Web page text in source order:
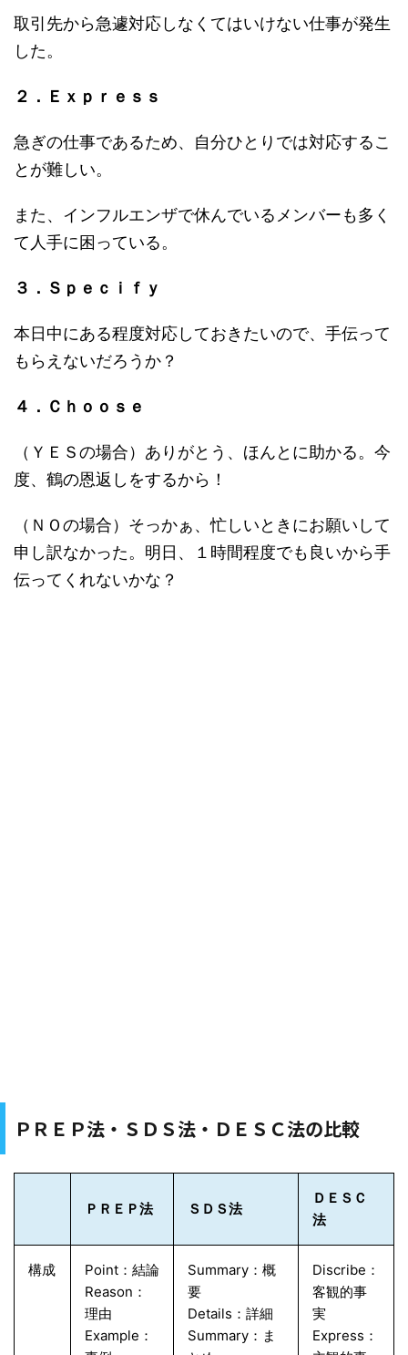
取引先から急遽対応しなくてはいけない仕事が発生
した。
２．Ｅｘｐｒｅｓｓ
急ぎの仕事であるため、自分ひとりでは対応するこ
とが難しい。
また、インフルエンザで休んでいるメンバーも多く
て人手に困っている。
３．Ｓｐｅｃｉｆｙ
本日中にある程度対応しておきたいので、手伝って
もらえないだろうか？
４．Ｃｈｏｏｓｅ
（ＹＥＳの場合）ありがとう、ほんとに助かる。今
度、鶴の恩返しをするから！
（ＮＯの場合）そっかぁ、忙しいときにお願いして
申し訳なかった。明日、１時間程度でも良いから手
伝ってくれないかな？
ＰＲＥＰ法・ＳＤＳ法・ＤＥＳＣ法の比較
ＰＲＥＰ法 ＳＤＳ法
ＤＥＳＣ
法
構成
Point：結論
Reason：
理由
Example：
Summary：概
要
Details：詳細
Summary：ま
Discribe：
客観的事
実
Express：